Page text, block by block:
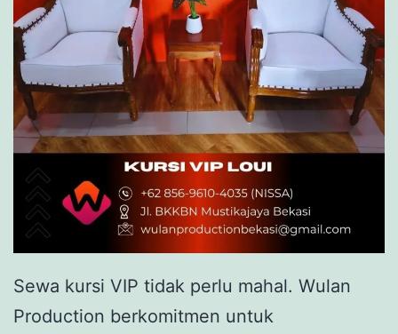
Sewa kursi VIP tidak perlu mahal. Wulan
Production berkomitmen untuk